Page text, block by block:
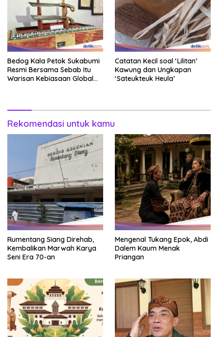
Bedog Kala Petok Sukabumi
Resmi Bersama Sebab Itu
Warisan Kebiasaan Global
Catatan Kecil soal ‘Lilitan’
Kawung dan Ungkapan
‘Sateukteuk Heula’
Rekomendasi untuk kamu
Rumentang Siang Direhab,
Kembalikan Marwah Karya
Seni Era 70-an
Mengenal Tukang Epok, Abdi
Dalem Kaum Menak
Priangan